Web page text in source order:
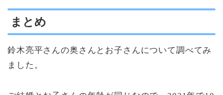
まとめ
鈴木亮平さんの奥さんとお子さんについて調べてみ
ました。